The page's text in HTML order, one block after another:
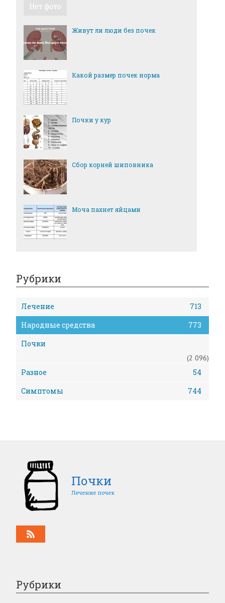
Живут ли люди без почек
Какой размер почек норма
Почки у кур
Сбор корней шиповника
Моча пахнет яйцами
Рубрики
Лечение
713
Народные средства
773
Почки
(2 096)
Разное
54
Симптомы
744
Почки
Лечение почек
Рубрики